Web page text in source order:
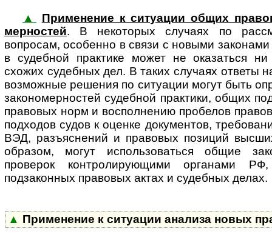
▲
Применение к ситуации общих
мер­нос­тей. В некоторых случаях по
вопросам, особенно в связи с новыми
в судебной практике может не оказаться
схожих судебных дел. В таких случаях ответы
возможные решения по ситуации могут быть
закономерностей судебной практики, общих
правовых норм и восполнению пробелов
подходов судов к оценке документов,
ВЭД, разъяснений и правовых позиций
образом, могут использоваться общие
проверок контролирующими органами
подзаконных правовых актах и судебных делах.
▲ Применение к ситуации анализа новых